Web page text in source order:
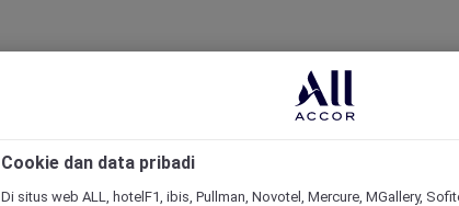
Cookie dan data pribadi
Di situs web ALL, hotelF1, ibis, Pullman, Novotel, Mercure, MGallery,